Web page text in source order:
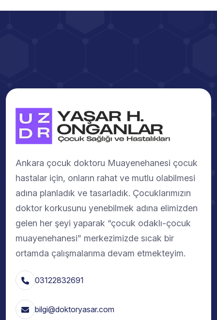
Ankara çocuk doktoru Muayenehanesi çocuk
hastalar için, onların rahat ve mutlu olabilmesi
adına planladık ve tasarladık. Çocuklarımızın
doktor korkusunu yenebilmek adına elimizden
gelen her şeyi yaparak “çocuk odaklı-çocuk
muayenehanesi” merkezimizde sıcak bir
ortamda çalışmalarıma devam etmekteyim.
03122832691
bilgi@doktoryasar.com